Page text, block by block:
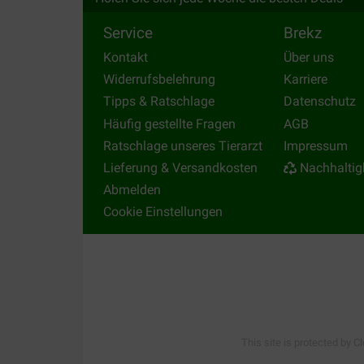
Edelstahl-Innennapf. Oder schauen Sie
die Sie als Futter- und Trinknapf verwenden
Ein anderes Produkt?
Sind Sie auf der Suche nach anderem
Service
Kontakt
Widerrufsbelehrung
Tipps & Ratschlage
Häufig gestellte Fragen
Ratschlage unseres Tierarzt
Lieferung & Versandkosten
Abmelden
Cookie Einstellungen
Brekz
Über uns
Karriere
Datenschutz
AGB
Impressum